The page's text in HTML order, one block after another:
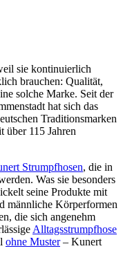
sie kontinuierlich
brauchen: Qualität,
solche Marke. Seit der
hat sich das
Traditionsmarken
115 Jahren
Strumpfhosen, die in
Was sie besonders
seine Produkte mit
männliche Körperformen
die sich angenehm
Alltagsstrumpfhose
ohne Muster– Kunert